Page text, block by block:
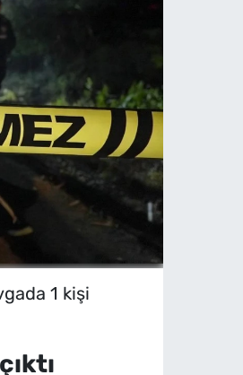
1 kişi